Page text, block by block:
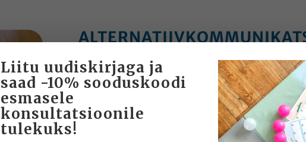
KOMMUNIKAATOR
Pakume võimalust rentida kommunikaatorit, et
taotlemist proovida, kas ja kuidas see teda
kui lapse isiklik seade on hoolduses või
Liitu uudiskirjaga ja
saad -10% sooduskoodi
esmasele
konsultatsioonile
tulekuks!